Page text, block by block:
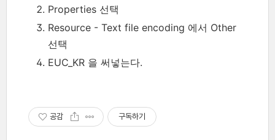
Properties 선택
Resource - Text file encoding 에서 Other
선택
EUC_KR 을 써넣는다.
공감 구독하기